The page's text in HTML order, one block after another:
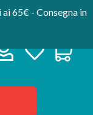
65€ - Consegna in